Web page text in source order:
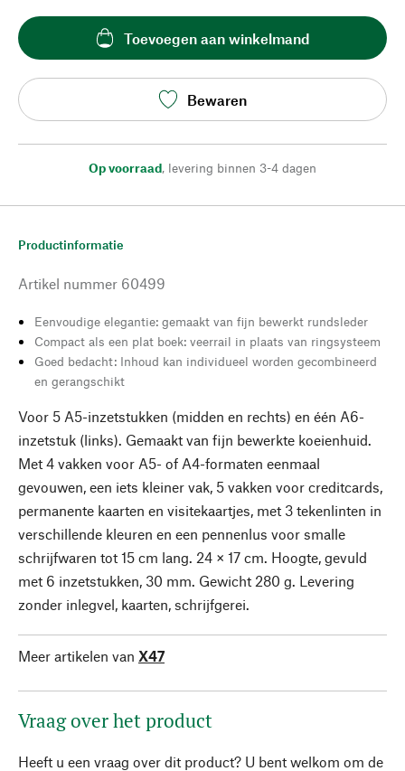
Toevoegen aan winkelmand
Bewaren
Op voorraad, levering binnen 3-4 dagen
Productinformatie
Artikel nummer 60499
Eenvoudige elegantie: gemaakt van fijn bewerkt rundsleder
Compact als een plat boek: veerrail in plaats van ringsysteem
Goed bedacht: Inhoud kan individueel worden gecombineerd
en gerangschikt
Voor 5 A5-inzetstukken (midden en rechts) en één A6-
inzetstuk (links). Gemaakt van fijn bewerkte koeienhuid.
Met 4 vakken voor A5- of A4-formaten eenmaal
gevouwen, een iets kleiner vak, 5 vakken voor creditcards,
permanente kaarten en visitekaartjes, met 3 tekenlinten in
verschillende kleuren en een pennenlus voor smalle
schrijfwaren tot 15 cm lang. 24 × 17 cm. Hoogte, gevuld
met 6 inzetstukken, 30 mm. Gewicht 280 g. Levering
zonder inlegvel, kaarten, schrijfgerei.
Meer artikelen van X47
Vraag over het product
Heeft u een vraag over dit product? U bent welkom om de